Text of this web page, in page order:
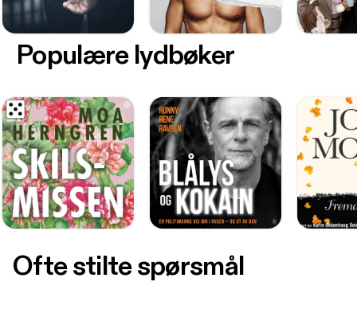
Populære lydbøker
Ofte stilte spørsmål